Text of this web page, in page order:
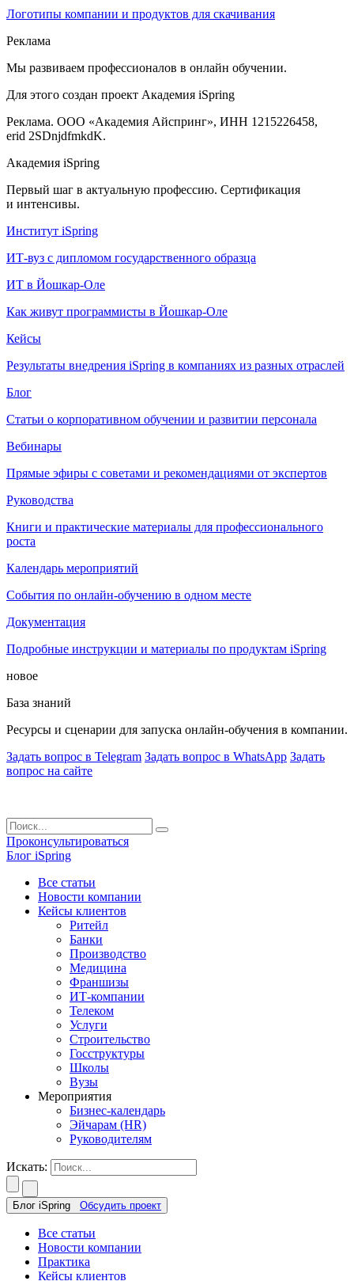
Логотипы компании и продуктов для скачивания
Реклама
Мы развиваем профессионалов в онлайн обучении.
Для этого создан проект Академия iSpring
Реклама. ООО «Академия Айспринг», ИНН 1215226458,
erid 2SDnjdfmkdK.
Академия iSpring
Первый шаг в актуальную профессию. Сертификация
и интенсивы.
Институт iSpring
ИТ-вуз с дипломом государственного образца
ИТ в Йошкар-Оле
Как живут программисты в Йошкар‑Оле
Кейсы
Результаты внедрения iSpring в компаниях из разных отраслей
Блог
Статьи о корпоративном обучении и развитии персонала
Вебинары
Прямые эфиры с советами и рекомендациями от экспертов
Руководства
Книги и практические материалы для профессионального
роста
Календарь мероприятий
События по онлайн-обучению в одном месте
Документация
Подробные инструкции и материалы по продуктам iSpring
новое
База знаний
Ресурсы и сценарии для запуска онлайн-обучения в компании.
Задать вопрос в Telegram Задать вопрос в WhatsApp Задать
вопрос на сайте
Проконсультироваться
Блог iSpring
Все статьи
Новости компании
Кейсы клиентов
Ритейл
Банки
Производство
Медицина
Франшизы
ИТ-компании
Телеком
Услуги
Строительство
Госструктуры
Школы
Вузы
Мероприятия
Бизнес-календарь
Эйчарам (HR)
Руководителям
Искать:
Блог iSpring Обсудить проект
Все статьи
Новости компании
Практика
Кейсы клиентов